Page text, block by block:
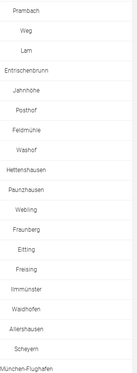
Prambach
Weg
Lam
Entrischenbrunn
Jahnhöhe
Posthof
Feldmühle
Washof
Hettenshausen
Paunzhausen
Webling
Fraunberg
Eitting
Freising
Ilmmünster
Waidhofen
Allershausen
Scheyern
München-Flughafen